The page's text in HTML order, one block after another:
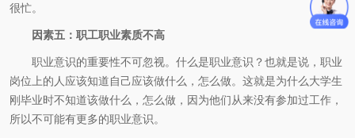
很忙。
因素五：职工职业素质不高
职业意识的重要性不可忽视。什么是职业意识？也就是说，职业
岗位上的人应该知道自己应该做什么，怎么做。这就是为什么大学生
刚毕业时不知道该做什么，怎么做，因为他们从来没有参加过工作，
所以不可能有更多的职业意识。